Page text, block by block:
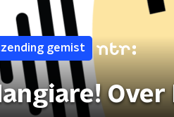
gemist